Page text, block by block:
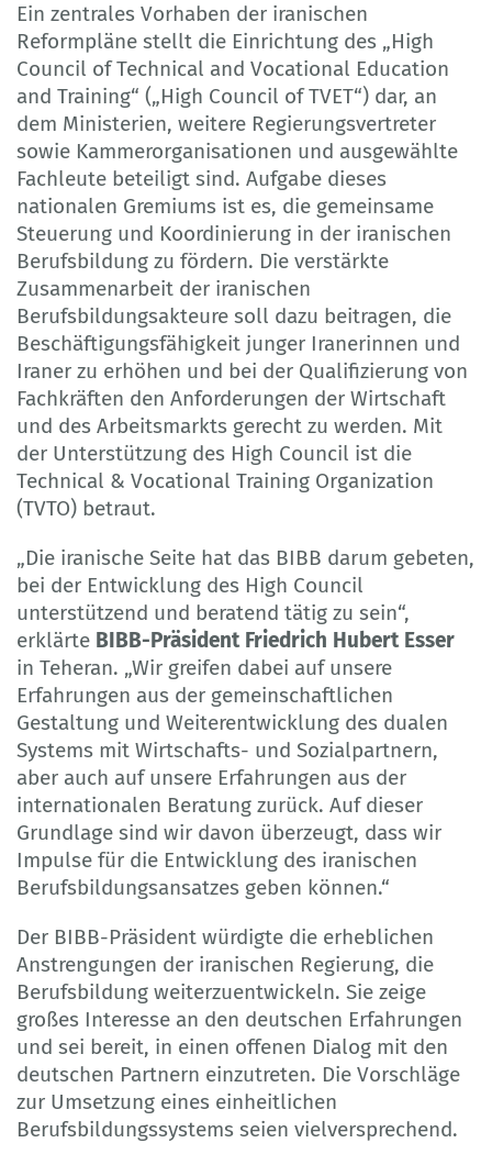
Ein zentrales Vorhaben der iranischen
Reformpläne stellt die Einrichtung des „High
Council of Technical and Vocational Education
and Training“ („High Council of TVET“) dar, an
dem Ministerien, weitere Regierungsvertreter
sowie Kammerorganisationen und ausgewählte
Fachleute beteiligt sind. Aufgabe dieses
nationalen Gremiums ist es, die gemeinsame
Steuerung und Koordinierung in der iranischen
Berufsbildung zu fördern. Die verstärkte
Zusammenarbeit der iranischen
Berufsbildungsakteure soll dazu beitragen, die
Beschäftigungsfähigkeit junger Iranerinnen und
Iraner zu erhöhen und bei der Qualifizierung von
Fachkräften den Anforderungen der Wirtschaft
und des Arbeitsmarkts gerecht zu werden. Mit
der Unterstützung des High Council ist die
Technical & Vocational Training Organization
(TVTO) betraut.
„Die iranische Seite hat das BIBB darum gebeten,
bei der Entwicklung des High Council
unterstützend und beratend tätig zu sein“,
erklärte BIBB-Präsident Friedrich Hubert Esser
in Teheran. „Wir greifen dabei auf unsere
Erfahrungen aus der gemeinschaftlichen
Gestaltung und Weiterentwicklung des dualen
Systems mit Wirtschafts- und Sozialpartnern,
aber auch auf unsere Erfahrungen aus der
internationalen Beratung zurück. Auf dieser
Grundlage sind wir davon überzeugt, dass wir
Impulse für die Entwicklung des iranischen
Berufsbildungsansatzes geben können.“
Der BIBB-Präsident würdigte die erheblichen
Anstrengungen der iranischen Regierung, die
Berufsbildung weiterzuentwickeln. Sie zeige
großes Interesse an den deutschen Erfahrungen
und sei bereit, in einen offenen Dialog mit den
deutschen Partnern einzutreten. Die Vorschläge
zur Umsetzung eines einheitlichen
Berufsbildungssystems seien vielversprechend.